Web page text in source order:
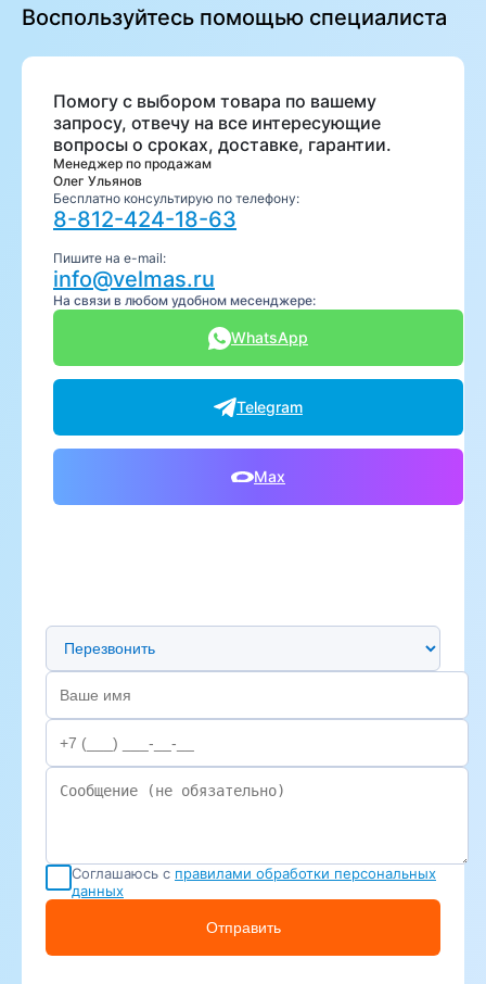
Воспользуйтесь помощью специалиста
Помогу с выбором товара по вашему
запросу, отвечу на все интересующие
вопросы о сроках, доставке, гарантии.
Менеджер по продажам
Олег Ульянов
Бесплатно консультирую по телефону:
8-812-424-18-63
Пишите на e-mail:
info@velmas.ru
На связи в любом удобном месенджере:
WhatsApp
Telegram
Max
Предпочтительный способ связи
Соглашаюсь с правилами обработки персональных
данных
Отправить